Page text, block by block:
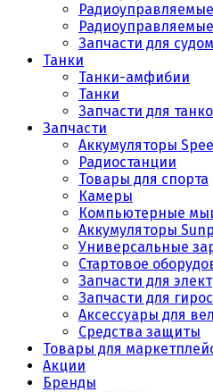
Запчасти для
Танки
Танки-амфибии
Танки
Запчасти для
Запчасти
Аккумуляторы
Радиостанции
Товары для спорта
Камеры
Компьютерные
Аккумуляторы
Универсальные
Стартовое
Запчасти для
Запчасти для
Аксессуары для
Средства защиты
Товары для
Акции
Бренды